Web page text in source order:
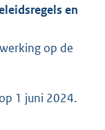
en
op de
1 juni 2024.